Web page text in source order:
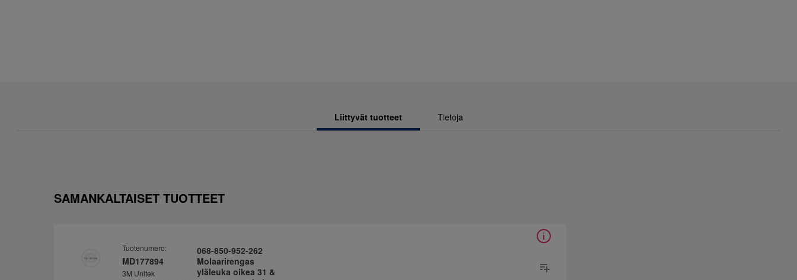
Liittyvät tuotteet Tietoja
SAMANKALTAISET TUOTTEET
Tuotenumero:
MD177894
3M Unitek
068-850-952-262
Molaarirengas
yläleuka oikea 31 &